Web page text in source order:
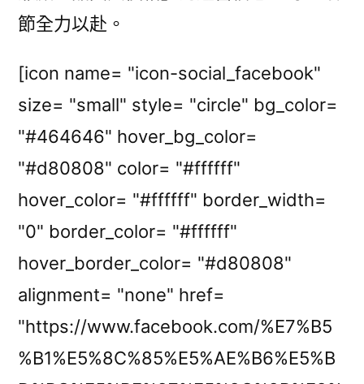
節全力以赴。
[icon name= "icon-social_facebook"
size= "small" style= "circle" bg_color=
"#464646" hover_bg_color=
"#d80808" color= "#ffffff"
hover_color= "#ffffff" border_width=
"0" border_color= "#ffffff"
hover_border_color= "#d80808"
alignment= "none" href=
"https://www.facebook.com/%E7%B5
%B1%E5%8C%85%E5%AE%B6%E5%B